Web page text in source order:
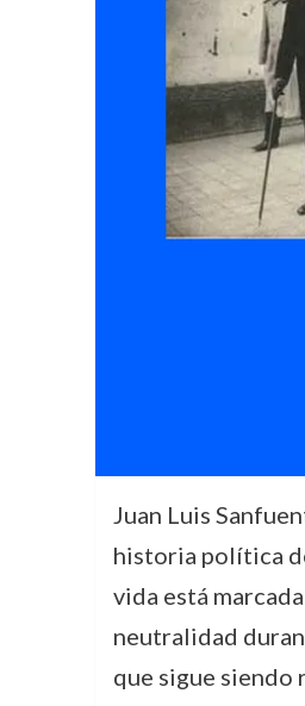
Juan Luis
historia política
vida está
neutralidad
que sigue siendo